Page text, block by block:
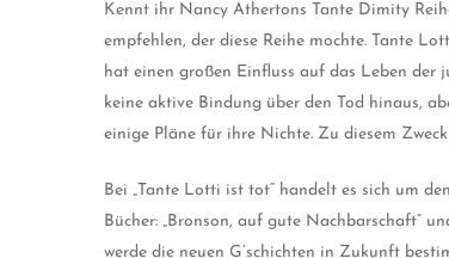
Kennt ihr Nancy Athertons Tante Dimity
empfehlen, der diese Reihe mochte. Tante
hat einen großen Einfluss auf das Leben der
keine aktive Bindung über den Tod hinaus,
einige Pläne für ihre Nichte. Zu diesem
Bei „Tante Lotti ist tot“ handelt es sich um
Bücher: „Bronson, auf gute Nachbarschaft“
werde die neuen G’schichten in Zukunft